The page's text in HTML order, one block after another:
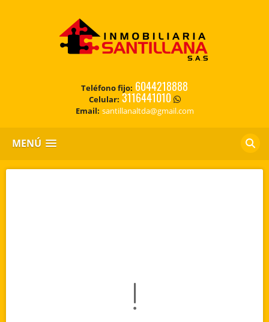
Teléfono fijo: 6044218888
Celular: 3116441010
Email: santillanaltda@gmail.com
MENÚ